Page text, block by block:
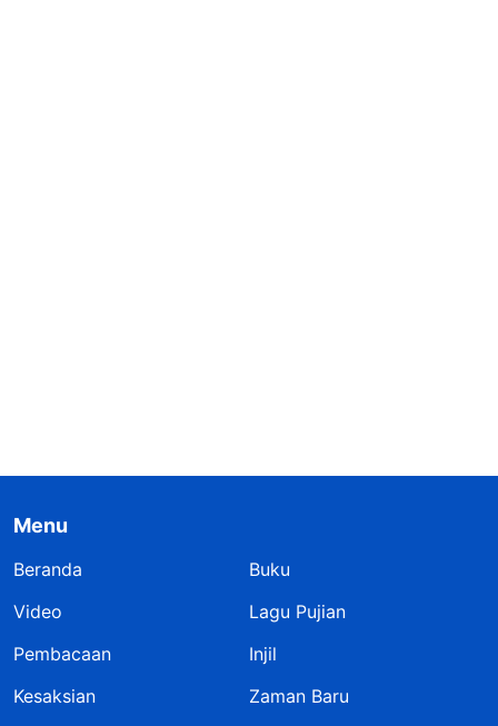
Menu
Beranda
Buku
Video
Lagu Pujian
Pembacaan
Injil
Kesaksian
Zaman Baru